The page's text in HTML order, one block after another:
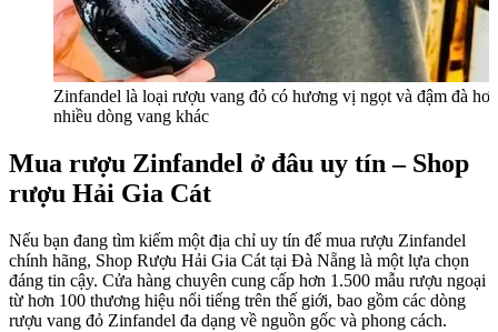
Zinfandel là loại rượu vang đỏ có hương vị ngọt và đậm đà hơn
nhiều dòng vang khác
Mua rượu Zinfandel ở đâu uy tín – Shop
rượu Hải Gia Cát
Nếu bạn đang tìm kiếm một địa chỉ uy tín để mua rượu Zinfandel
chính hãng, Shop Rượu Hải Gia Cát tại Đà Nẵng là một lựa chọn
đáng tin cậy. Cửa hàng chuyên cung cấp hơn 1.500 mẫu rượu ngoại
từ hơn 100 thương hiệu nổi tiếng trên thế giới, bao gồm các dòng
rượu vang đỏ Zinfandel đa dạng về nguồn gốc và phong cách.